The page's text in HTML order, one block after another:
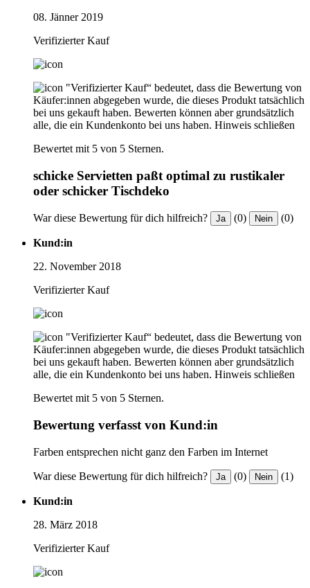
08. Jänner 2019
Verifizierter Kauf
"Verifizierter Kauf“ bedeutet, dass die Bewertung von
Käufer:innen abgegeben wurde, die dieses Produkt tatsächlich
bei uns gekauft haben. Bewerten können aber grundsätzlich
alle, die ein Kundenkonto bei uns haben. Hinweis schließen
Bewertet mit 5 von 5 Sternen.
schicke Servietten paßt optimal zu rustikaler
oder schicker Tischdeko
War diese Bewertung für dich hilfreich? Ja (0) Nein (0)
Kund:in
22. November 2018
Verifizierter Kauf
"Verifizierter Kauf“ bedeutet, dass die Bewertung von
Käufer:innen abgegeben wurde, die dieses Produkt tatsächlich
bei uns gekauft haben. Bewerten können aber grundsätzlich
alle, die ein Kundenkonto bei uns haben. Hinweis schließen
Bewertet mit 5 von 5 Sternen.
Bewertung verfasst von Kund:in
Farben entsprechen nicht ganz den Farben im Internet
War diese Bewertung für dich hilfreich? Ja (0) Nein (1)
Kund:in
28. März 2018
Verifizierter Kauf